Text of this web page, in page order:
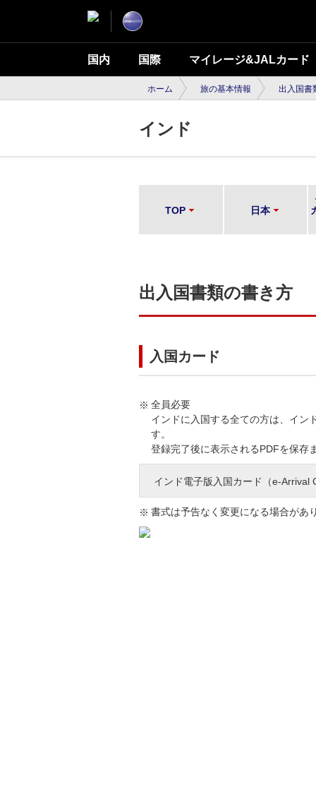
国内 国際 マイレージ&JALカード
ホーム 旅の基本情報 出入国書
インド
TOP 日本
出入国書類の書き方
入国カード
全員必要
インドに入国する全ての方は、イン
す。
登録完了後に表示されるPDFを保存
インド電子版入国カード（e-Arrival
書式は予告なく変更になる場合があ